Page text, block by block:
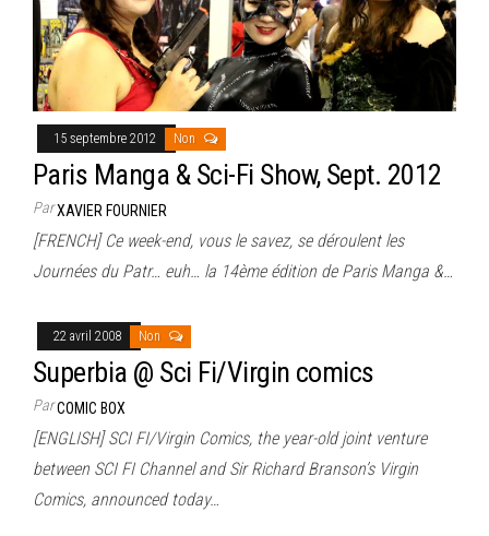
15 septembre 2012 Non
Paris Manga & Sci-Fi Show, Sept. 2012
ParXAVIER FOURNIER
[FRENCH] Ce week-end, vous le savez, se déroulent les
Journées du Patr… euh… la 14ème édition de Paris Manga &…
22 avril 2008 Non
Superbia @ Sci Fi/Virgin comics
ParCOMIC BOX
[ENGLISH] SCI FI/Virgin Comics, the year-old joint venture
between SCI FI Channel and Sir Richard Branson’s Virgin
Comics, announced today…